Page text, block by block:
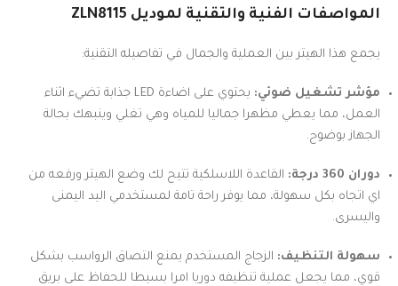
المواصفات الفنية والتقنية لموديل ZLN8115
يجمع هذا الهيتر بين العملية والجمال في تفاصيله التقنية:
مؤشر تشغيل ضوئي:
يحتوي على اضاءة LED جذابة تضيء اثناء
العمل، مما يعطي مظهرا جماليا للمياه وهي تغلي وينبهك بحالة
الجهاز بوضوح.
دوران 360 درجة:
القاعدة اللاسلكية تتيح لك وضع الهيتر ورفعه من
اي اتجاه بكل سهولة، مما يوفر راحة تامة لمستخدمي اليد اليمنى
واليسرى.
سهولة التنظيف: الزجاج المستخدم يمنع التصاق الرواسب بشكل
قوي، مما يجعل عملية تنظيفه دوريا امرا بسيطا للحفاظ على بريق